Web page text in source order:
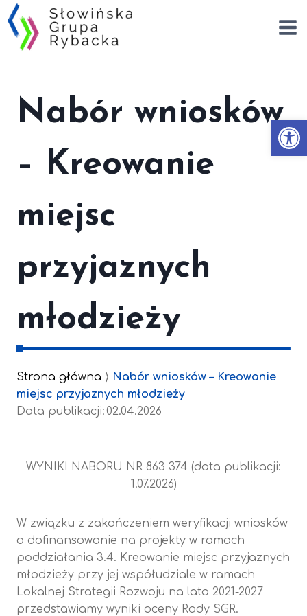
Przejdź
do
treści
Nabór wniosków
– Kreowanie
miejsc
przyjaznych
młodzieży
Strona główna ⟩ Nabór wniosków – Kreowanie
miejsc przyjaznych młodzieży
Data publikacji:02.04.2026
WYNIKI NABORU NR 863 374 (data publikacji:
1.07.2026)
W związku z zakończeniem weryfikacji wniosków
o dofinansowanie na projekty w ramach
poddziałania 3.4. Kreowanie miejsc przyjaznych
młodzieży przy jej współudziale w ramach
Lokalnej Strategii Rozwoju na lata 2021-2027
przedstawiamy wyniki oceny Rady SGR.